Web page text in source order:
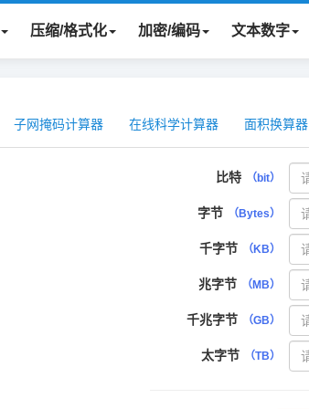
压缩/格式化 加密/编码 文本数字
子网掩码计算器 在线科学计算器 面积换算器
比特 （bit）
字节 （Bytes）
千字节 （KB）
兆字节 （MB）
千兆字节 （GB）
太字节 （TB）